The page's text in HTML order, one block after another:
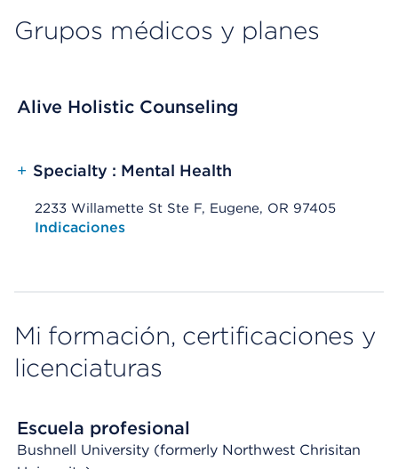
Grupos médicos y planes
Alive Holistic Counseling
+ Specialty : Mental Health
2233 Willamette St Ste F, Eugene, OR 97405
Opens native map application on mobile devices
Indicaciones
Mi formación, certificaciones y
licenciaturas
Escuela profesional
Bushnell University (formerly Northwest Chrisitan